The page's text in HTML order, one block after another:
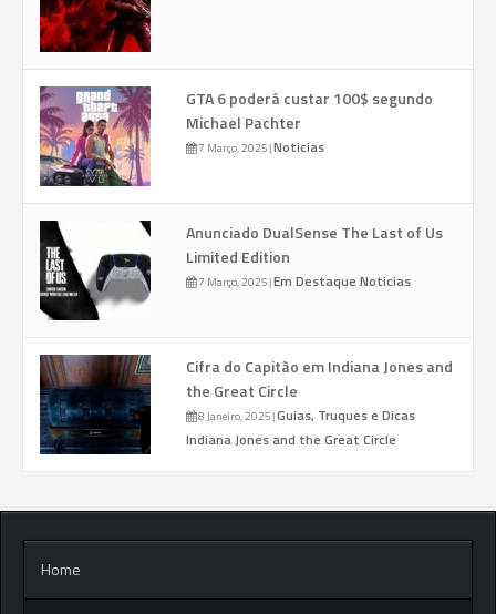
GTA 6 poderá custar 100$ segundo
Michael Pachter
7 Março, 2025|Noticias
Anunciado DualSense The Last of Us
Limited Edition
7 Março, 2025|Em Destaque Noticias
Cifra do Capitão em Indiana Jones and
the Great Circle
8 Janeiro, 2025|Guias, Truques e Dicas
Indiana Jones and the Great Circle
Home